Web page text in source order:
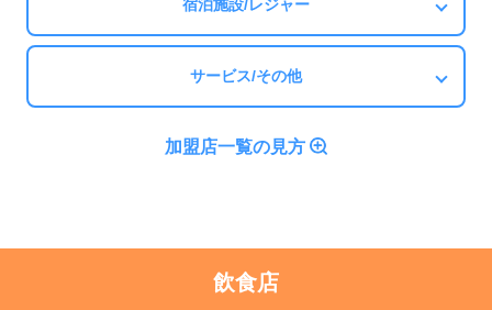
宿泊施設/レジャー
サービス/その他
加盟店一覧の見方
飲食店